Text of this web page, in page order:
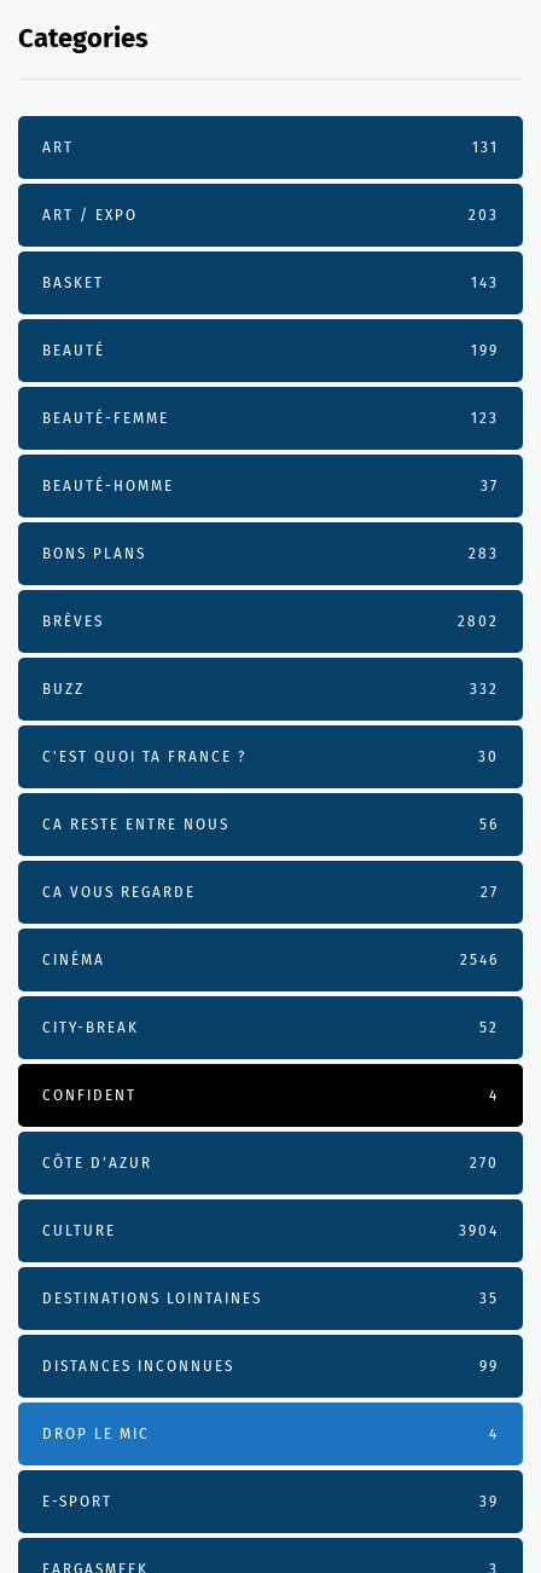
Categories
ART 131
ART / EXPO 203
BASKET 143
BEAUTÉ 199
BEAUTÉ-FEMME 123
BEAUTÉ-HOMME 37
BONS PLANS 283
BRÈVES 2802
BUZZ 332
C'EST QUOI TA FRANCE ? 30
CA RESTE ENTRE NOUS 56
CA VOUS REGARDE 27
CINÉMA 2546
CITY-BREAK 52
CONFIDENT 4
CÔTE D’AZUR 270
CULTURE 3904
DESTINATIONS LOINTAINES 35
DISTANCES INCONNUES 99
DROP LE MIC 4
E-SPORT 39
EARGASMEEK 3